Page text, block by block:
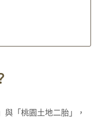
「桃園土地二胎」，